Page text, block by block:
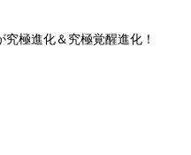
極進化＆究極覚醒進化！